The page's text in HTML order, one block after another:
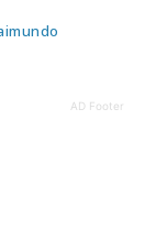
AD Footer